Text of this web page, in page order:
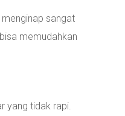
sangat
memudahkan
yang tidak rapi.